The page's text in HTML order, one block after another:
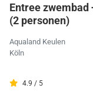
Entree zwembad
(2 personen)
Aqualand Keulen
Köln
4.9 / 5